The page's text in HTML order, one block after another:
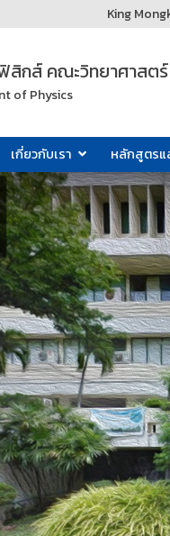
King
สิกส์ คณะวิทยาศาสตร์
of Physics
เกี่ยวกับเรา หลักสูตรแ